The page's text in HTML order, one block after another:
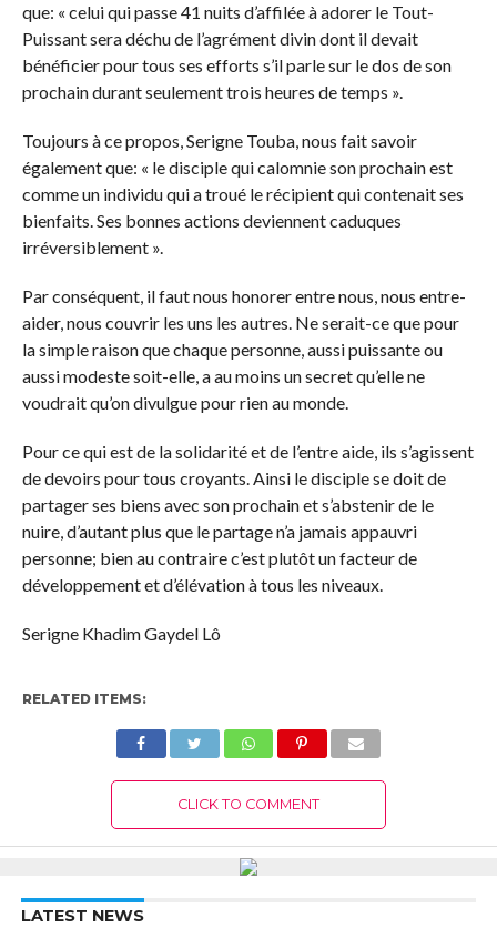
que: « celui qui passe 41 nuits d’affilée à adorer le Tout-
Puissant sera déchu de l’agrément divin dont il devait
bénéficier pour tous ses efforts s’il parle sur le dos de son
prochain durant seulement trois heures de temps ».
Toujours à ce propos, Serigne Touba, nous fait savoir
également que: « le disciple qui calomnie son prochain est
comme un individu qui a troué le récipient qui contenait ses
bienfaits. Ses bonnes actions deviennent caduques
irréversiblement ».
Par conséquent, il faut nous honorer entre nous, nous entre-
aider, nous couvrir les uns les autres. Ne serait-ce que pour
la simple raison que chaque personne, aussi puissante ou
aussi modeste soit-elle, a au moins un secret qu’elle ne
voudrait qu’on divulgue pour rien au monde.
Pour ce qui est de la solidarité et de l’entre aide, ils s’agissent
de devoirs pour tous croyants. Ainsi le disciple se doit de
partager ses biens avec son prochain et s’abstenir de le
nuire, d’autant plus que le partage n’a jamais appauvri
personne; bien au contraire c’est plutôt un facteur de
développement et d’élévation à tous les niveaux.
Serigne Khadim Gaydel Lô
RELATED ITEMS:
CLICK TO COMMENT
LATEST NEWS